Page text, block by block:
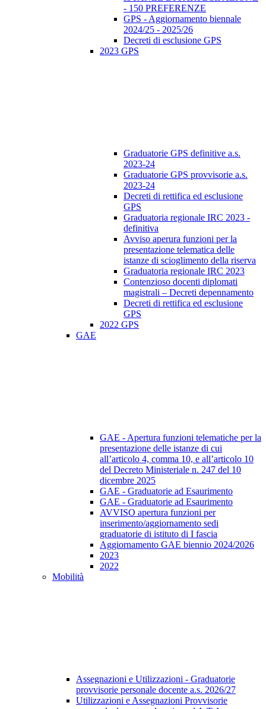
- 150 PREFERENZE
GPS - Aggiornamento biennale
2024/25 - 2025/26
Decreti di esclusione GPS
2023 GPS
Graduatorie GPS definitive a.s.
2023-24
Graduatorie GPS provvisorie a.s.
2023-24
Decreti di rettifica ed esclusione
GPS
Graduatoria regionale IRC 2023 -
definitiva
Avviso aperura funzioni per la
presentazione telematica delle
istanze di scioglimento della riserva
Graduatoria regionale IRC 2023
Contenzioso docenti diplomati
magistrali – Decreti depennamento
Decreti di rettifica ed esclusione
GPS
2022 GPS
GAE
GAE - Apertura funzioni telematiche per la
presentazione delle istanze di cui
all’articolo 4, comma 10, e all’articolo 10
del Decreto Ministeriale n. 247 del 10
dicembre 2025
GAE - Graduatorie ad Esaurimento
GAE - Graduatorie ad Esaurimento
AVVISO apertura funzioni per
inserimento/aggiornamento sedi
graduatorie di istituto di I fascia
Aggiornamento GAE biennio 2024/2026
2023
2022
Mobilità
Assegnazioni e Utilizzazioni - Graduatorie
provvisorie personale docente a.s. 2026/27
Utilizzazioni e Assegnazioni Provvisorie